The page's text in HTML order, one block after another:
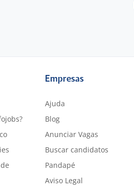
Empresas
Ajuda
Blog
Anunciar Vagas
Buscar candidatos
Pandapé
Aviso Legal